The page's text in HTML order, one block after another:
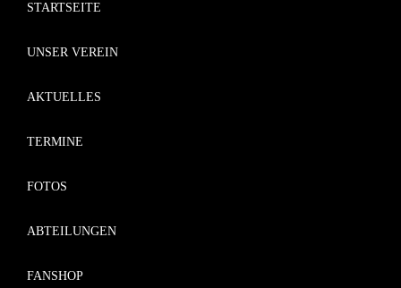
STARTSEITE
UNSER VEREIN
AKTUELLES
TERMINE
FOTOS
ABTEILUNGEN
FANSHOP